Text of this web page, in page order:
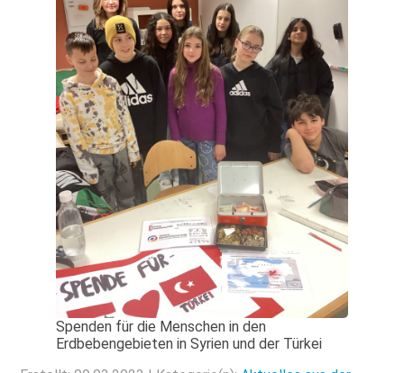
Spenden für die Menschen in den
Erdbebengebieten in Syrien und der Türkei